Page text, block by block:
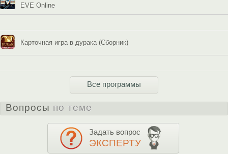
EVE Online
Карточная игра в дурака (Сборник)
Все программы
Вопросы по теме
Задать вопрос
ЭКСПЕРТУ